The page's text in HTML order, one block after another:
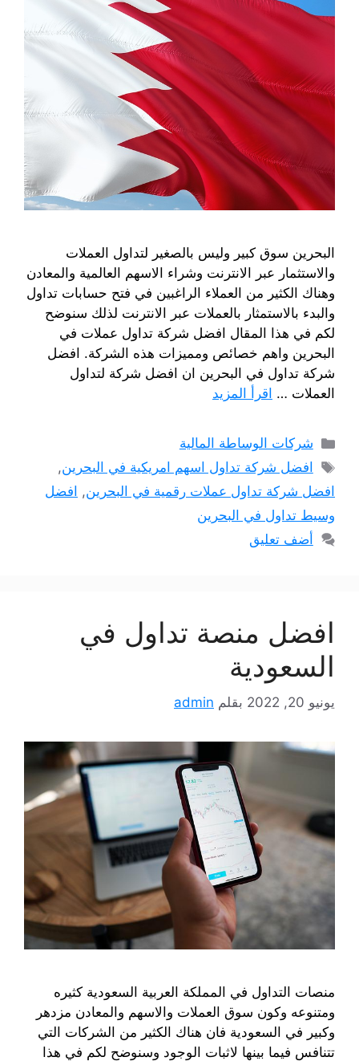
البحرين سوق كبير وليس بالصغير لتداول العملات
والاستثمار عبر الانترنت وشراء الاسهم العالمية والمعادن
وهناك الكثير من العملاء الراغبين في فتح حسابات تداول
والبدء بالاستمثار بالعملات عبر الانترنت لذلك سنوضح
لكم في هذا المقال افضل شركة تداول عملات في
البحرين واهم خصائص ومميزات هذه الشركة. افضل
شركة تداول في البحرين ان افضل شركة لتداول
العملات … اقرأ المزيد
التصنيفات
شركات الوساطة المالية
الوسوم
افضل شركة تداول اسهم امريكية في البحرين,
افضل شركة تداول عملات رقمية في البحرين, افضل
وسيط تداول في البحرين
أضف تعليق
افضل منصة تداول في
السعودية
يونيو 20, 2022 بقلم admin
منصات التداول في المملكة العربية السعودية كثيره
ومتنوعه وكون سوق العملات والاسهم والمعادن مزدهر
وكبير في السعودية فان هناك الكثير من الشركات التي
تتنافس فيما بينها لاثبات الوجود وسنوضح لكم في هذا